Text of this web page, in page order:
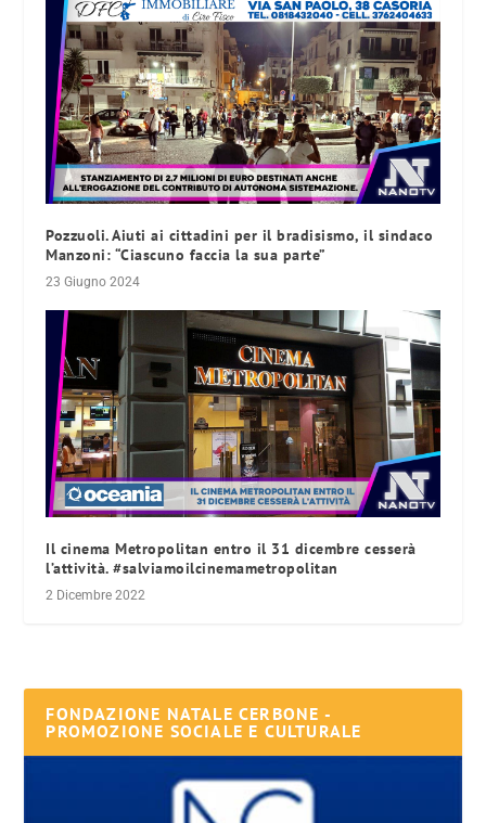
Pozzuoli. Aiuti ai cittadini per il bradisismo, il sindaco
Manzoni: “Ciascuno faccia la sua parte”
23 Giugno 2024
Il cinema Metropolitan entro il 31 dicembre cesserà
l’attività. #salviamoilcinemametropolitan
2 Dicembre 2022
FONDAZIONE NATALE CERBONE -
PROMOZIONE SOCIALE E CULTURALE